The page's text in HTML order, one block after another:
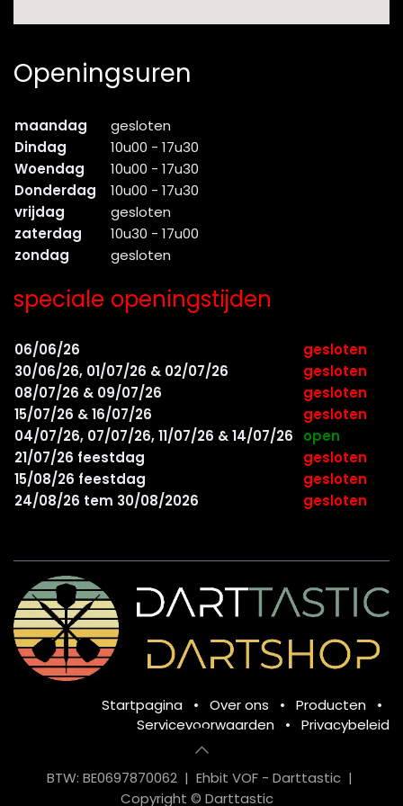
Openingsuren
maandag
gesloten
Dindag
10u00 - 17u30
Woendag
10u00 - 17u30
Donderdag
10u00 - 17u30
vrijdag
gesloten
zaterdag
10u30 - 17u00
zondag
gesloten
speciale openingstijden
06/06/26
gesloten
30/06/26, 01/07/26 & 02/07/26
gesloten
08/07/26 & 09/07/26
gesloten
15/07/26 & 16/07/26
gesloten
04/07/26, 07/07/26, 11/07/26 & 14/07/26
open
21/07/26 feestdag
gesloten
15/08/26 feestdag
gesloten
24/08/26 tem 30/08/2026
gesloten
Startpagina • Over ons • Producten
•
Servicevoorwaarden
• Privacybeleid
BTW: BE0697870062 | Ehbit VOF - Darttastic |
Copyright © Darttastic